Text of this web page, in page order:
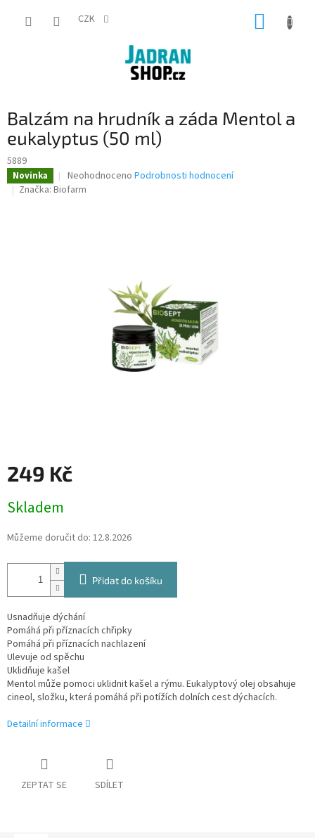
CZK
Balzám na hrudník a záda Mentol a
eukalyptus (50 ml)
5889
Novinka
Průměrné
hodnocení
Neohodnoceno Podrobnosti hodnocení
Značka: Biofarm
249 Kč
cena:
Skladem
Můžeme doručit do: 12.8.2026
Přidat do košíku
Usnadňuje dýchání
Pomáhá při příznacích chřipky
Pomáhá při příznacích nachlazení
Ulevuje od spěchu
Uklidňuje kašel
Mentol může pomoci uklidnit kašel a rýmu. Eukalyptový olej obsahuje
cineol, složku, která pomáhá při potížích dolních cest dýchacích.
Detailní informace
ZEPTAT SE SDÍLET